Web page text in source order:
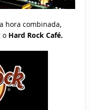
hora combinada,
o Hard Rock Café.